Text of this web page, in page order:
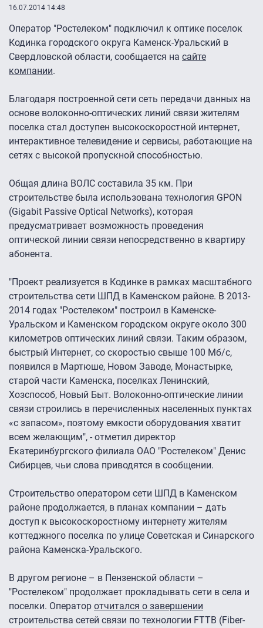
16.07.2014 14:48
Оператор "Ростелеком" подключил к оптике поселок
Кодинка городского округа Каменск-Уральский в
Свердловской области, сообщается на сайте
компании.
Благодаря построенной сети сеть передачи данных на
основе волоконно-оптических линий связи жителям
поселка стал доступен высокоскоростной интернет,
интерактивное телевидение и сервисы, работающие на
сетях с высокой пропускной способностью.
Общая длина ВОЛС составила 35 км. При
строительстве была использована технология GPON
(Gigabit Passive Optical Networks), которая
предусматривает возможность проведения
оптической линии связи непосредственно в квартиру
абонента.
"Проект реализуется в Кодинке в рамках масштабного
строительства сети ШПД в Каменском районе. В 2013-
2014 годах "Ростелеком" построил в Каменске-
Уральском и Каменском городском округе около 300
километров оптических линий связи. Таким образом,
быстрый Интернет, со скоростью свыше 100 Мб/с,
появился в Мартюше, Новом Заводе, Монастырке,
старой части Каменска, поселках Ленинский,
Хозспособ, Новый Быт. Волоконно-оптические линии
связи строились в перечисленных населенных пунктах
«с запасом», поэтому емкости оборудования хватит
всем желающим", - отметил директор
Екатеринбургского филиала ОАО "Ростелеком" Денис
Сибирцев, чьи слова приводятся в сообщении.
Строительство оператором сети ШПД в Каменском
районе продолжается, в планах компании – дать
доступ к высокоскоростному интернету жителям
коттеджного поселка по улице Советская и Синарского
района Каменска-Уральского.
В другом регионе – в Пензенской области –
"Ростелеком" продолжает прокладывать сети в села и
поселки. Оператор отчитался о завершении
строительства сетей связи по технологии FTTB (Fiber-